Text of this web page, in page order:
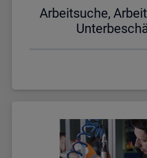
Ar­beit­su­che,